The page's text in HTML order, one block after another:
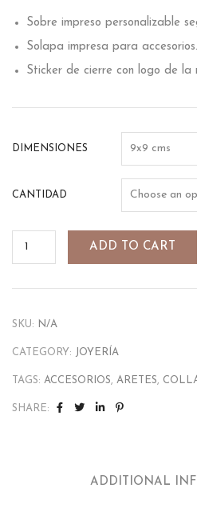
Sobre impreso personalizable
Solapa impresa para accesorios.
Sticker de cierre con logo de la
DIMENSIONES
CANTIDAD
ADD TO CART
SKU: N/A
CATEGORY: JOYERÍA
TAGS: ACCESORIOS, ARETES,
SHARE:
ADDITIONAL